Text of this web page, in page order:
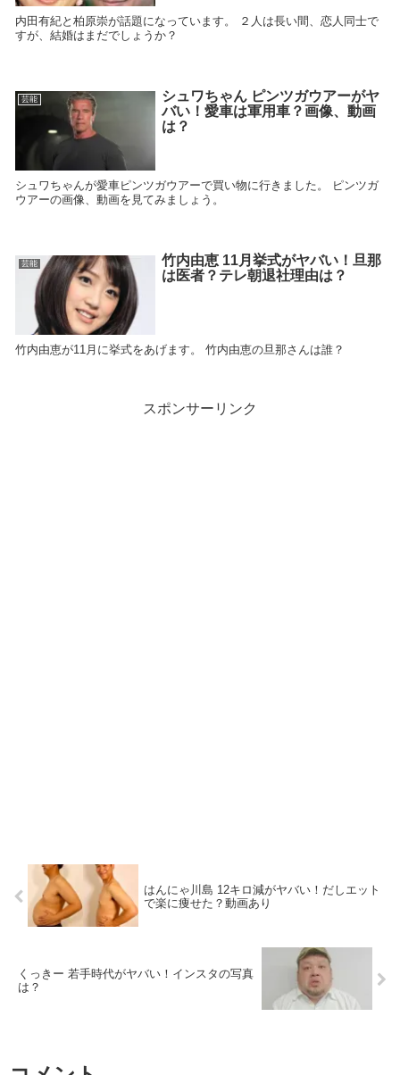
内田有紀と柏原崇が話題になっています。 ２人は長い間、恋人同士で
すが、結婚はまだでしょうか？
芸能
シュワちゃん ピンツガウアーがヤ
バい！愛車は軍用車？画像、動画
は？
シュワちゃんが愛車ピンツガウアーで買い物に行きました。 ピンツガ
ウアーの画像、動画を見てみましょう。
芸能
竹内由恵 11月挙式がヤバい！旦那
は医者？テレ朝退社理由は？
竹内由恵が11月に挙式をあげます。 竹内由恵の旦那さんは誰？
スポンサーリンク
はんにゃ川島 12キロ減がヤバい！だしエット
で楽に痩せた？動画あり
くっきー 若手時代がヤバい！インスタの写真
は？